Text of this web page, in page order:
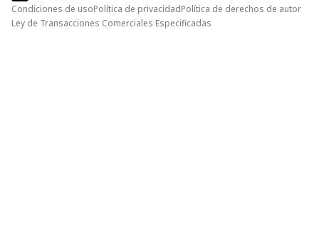
Condiciones de usoPolítica de privacidadPolítica de derechos de autor
Ley de Transacciones Comerciales Especificadas